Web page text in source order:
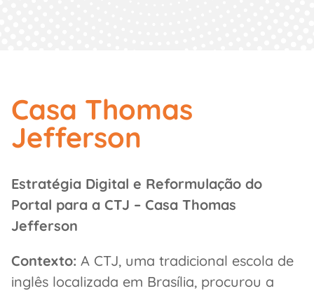
Casa Thomas
Jefferson
Estratégia Digital e Reformulação do
Portal para a CTJ – Casa Thomas
Jefferson
Contexto: A CTJ, uma tradicional escola de
inglês localizada em Brasília, procurou a